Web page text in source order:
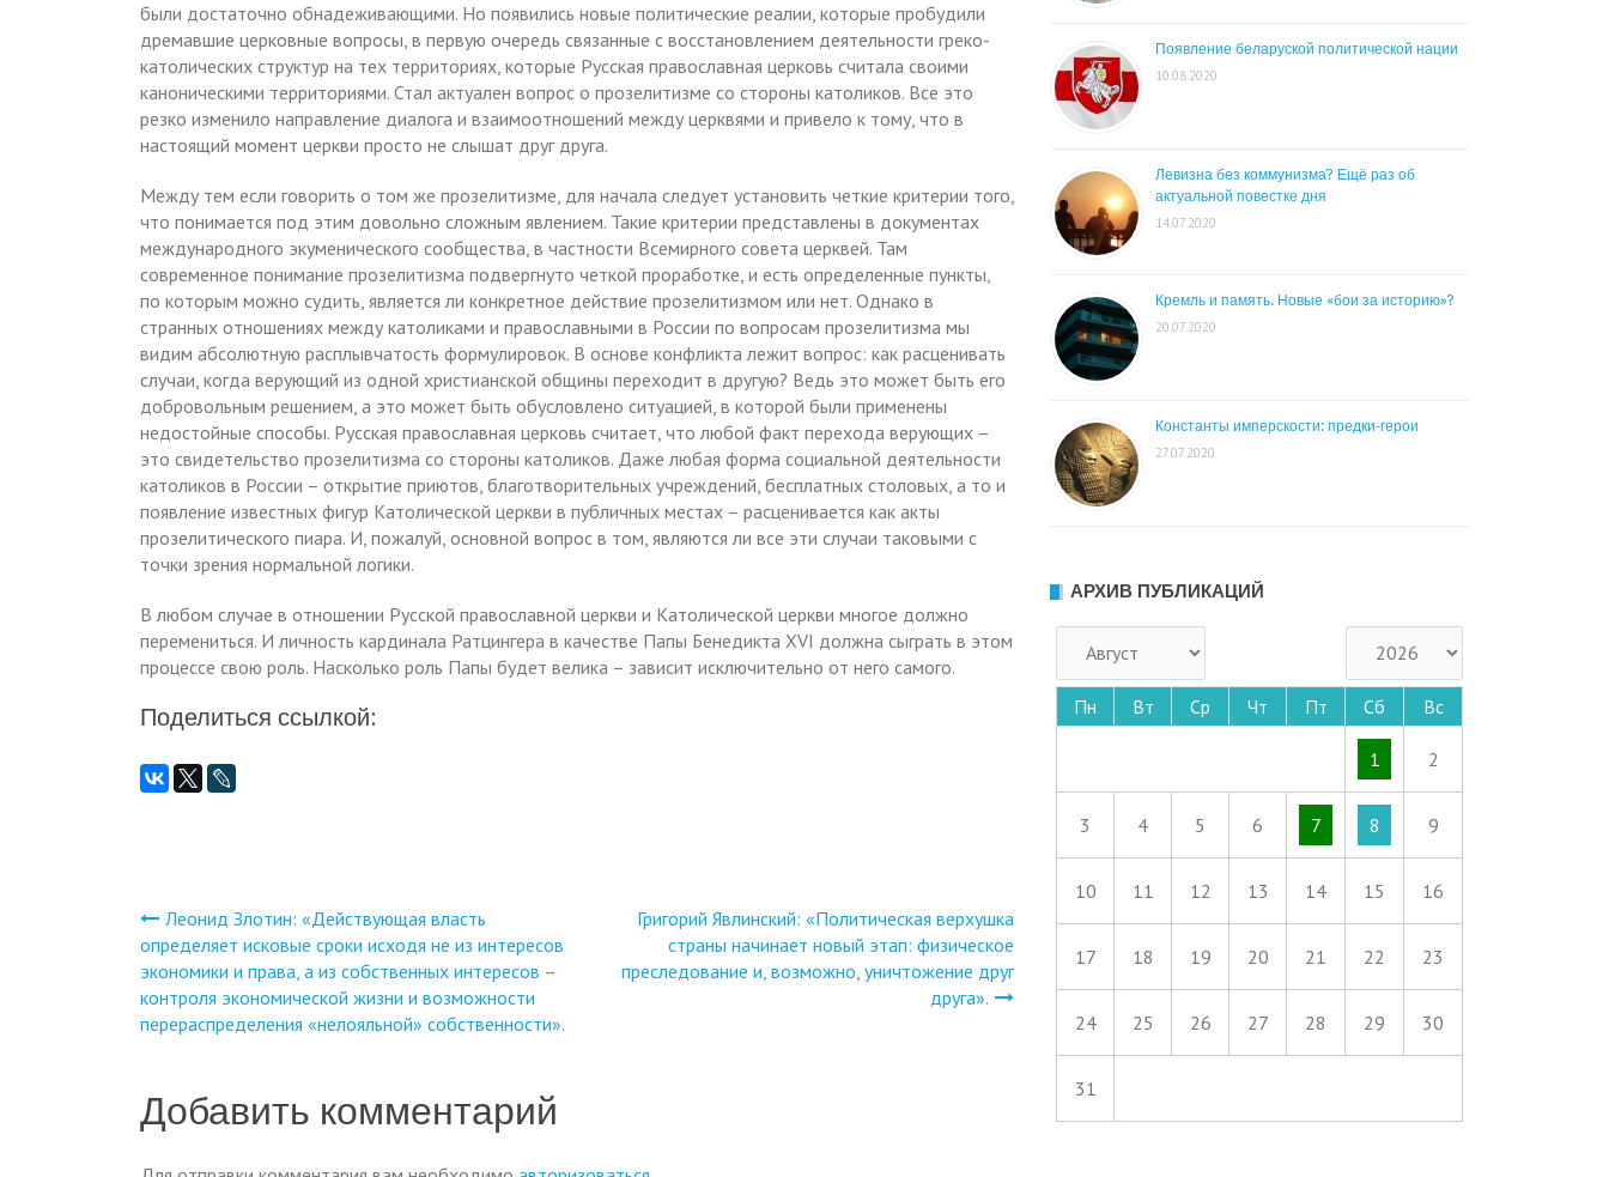
были достаточно обнадеживающими. Но появились новые политические реалии, которые пробудили
дремавшие церковные вопросы, в первую очередь связанные с восстановлением деятельности греко-
католических структур на тех территориях, которые Русская православная церковь считала своими
каноническими территориями. Стал актуален вопрос о прозелитизме со стороны католиков. Все это
резко изменило направление диалога и взаимоотношений между церквями и привело к тому, что в
настоящий момент церкви просто не слышат друг друга.
Между тем если говорить о том же прозелитизме, для начала следует установить четкие критерии того,
что понимается под этим довольно сложным явлением. Такие критерии представлены в документах
международного экуменического сообщества, в частности Всемирного совета церквей. Там
современное понимание прозелитизма подвергнуто четкой проработке, и есть определенные пункты,
по которым можно судить, является ли конкретное действие прозелитизмом или нет. Однако в
странных отношениях между католиками и православными в России по вопросам прозелитизма мы
видим абсолютную расплывчатость формулировок. В основе конфликта лежит вопрос: как расценивать
случаи, когда верующий из одной христианской общины переходит в другую? Ведь это может быть его
добровольным решением, а это может быть обусловлено ситуацией, в которой были применены
недостойные способы. Русская православная церковь считает, что любой факт перехода верующих –
это свидетельство прозелитизма со стороны католиков. Даже любая форма социальной деятельности
католиков в России – открытие приютов, благотворительных учреждений, бесплатных столовых, а то и
появление известных фигур Католической церкви в публичных местах – расценивается как акты
прозелитического пиара. И, пожалуй, основной вопрос в том, являются ли все эти случаи таковыми с
точки зрения нормальной логики.
В любом случае в отношении Русской православной церкви и Католической церкви многое должно
перемениться. И личность кардинала Ратцингера в качестве Папы Бенедикта XVI должна сыграть в этом
процессе свою роль. Насколько роль Папы будет велика – зависит исключительно от него самого.
Поделиться ссылкой:
Навигация
по
записям
Леонид Злотин: «Действующая власть
определяет исковые сроки исходя не из интересов
экономики и права, а из собственных интересов –
контроля экономической жизни и возможности
перераспределения «нелояльной» собственности».
Григорий Явлинский: «Политическая верхушка
страны начинает новый этап: физическое
преследование и, возможно, уничтожение друг
друга».
Добавить комментарий
Появление беларуской политической нации
10.08.2020
Левизна без коммунизма? Ещё раз об
актуальной повестке дня
14.07.2020
Кремль и память. Новые «бои за историю»?
20.07.2020
Константы имперскости: предки-герои
27.07.2020
АРХИВ ПУБЛИКАЦИЙ
Пн Вт Ср Чт Пт Сб Вс
1 2
3 4 5 6 7 8 9
10 11 12 13 14 15 16
17 18 19 20 21 22 23
24 25 26 27 28 29 30
31